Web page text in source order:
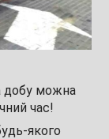
добу можна
час!
якого